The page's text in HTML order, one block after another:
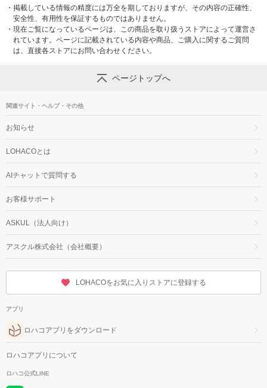
・ 掲載している情報の精度には万全を期しておりますが、その内容の正確性、
安全性、有用性を保証するものではありません。
・ 現在ご覧になっているページは、この商品を取り扱うストアによって運営さ
れています。ページに記載されている内容や商品、ご購入に関するご質問
は、直接各ストアにお問い合わせください。
ページトップへ
関連サイト・ヘルプ・その他
お知らせ
LOHACOとは
AIチャットで質問する
お客様サポート
ASKUL（法人向け）
アスクル株式会社（会社概要）
LOHACOをお気に入りストアに登録する
アプリ
ロハコアプリをダウンロード
ロハコアプリについて
ロハコ公式LINE